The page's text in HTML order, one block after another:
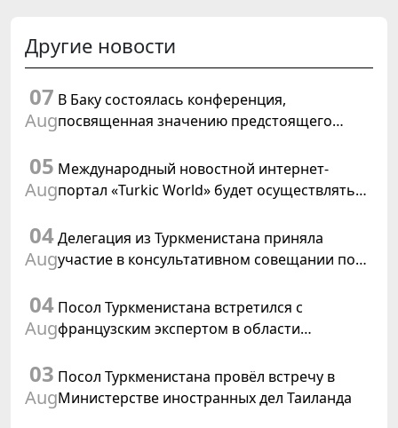
Другие новости
07
Aug
В Баку состоялась конференция,
посвященная значению предстоящего
резолюции ООН «Год международного
права, 2028»
05
Aug
Международный новостной интернет-
портал «Turkic World» будет осуществлять
заседания Халк Маслахаты Туркменистана
04
Aug
Делегация из Туркменистана приняла
участие в консультативном совещании по
04
Aug
Посол Туркменистана встретился с
французским экспертом в области
03
Aug
Посол Туркменистана провёл встречу в
Министерстве иностранных дел Таиланда